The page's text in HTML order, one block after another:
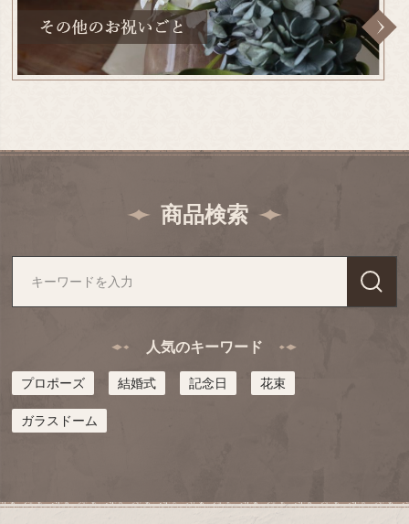
商品検索
人気のキーワード
プロポーズ 結婚式 記念日 花束
ガラスドーム